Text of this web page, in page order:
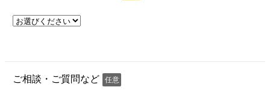
ご相談・ご質問など 任意